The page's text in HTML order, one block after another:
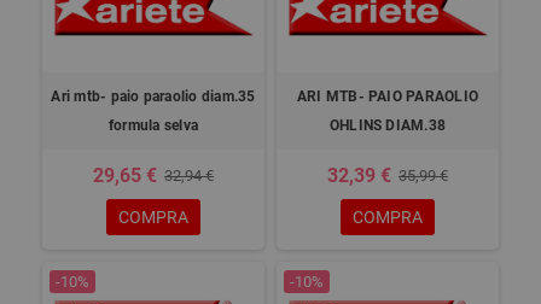
Ari mtb- paio paraolio diam.35
formula selva
29,65 € 32,94 €
COMPRA
ARI MTB- PAIO PARAOLIO
OHLINS DIAM.38
32,39 € 35,99 €
COMPRA
-10% -10%